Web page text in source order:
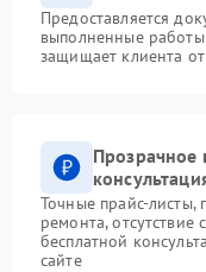
Предоставляется
выполненные
защищает клиента
Прозрачное
Точные прайс-листы,
ремонта,
бесплатной
сайте